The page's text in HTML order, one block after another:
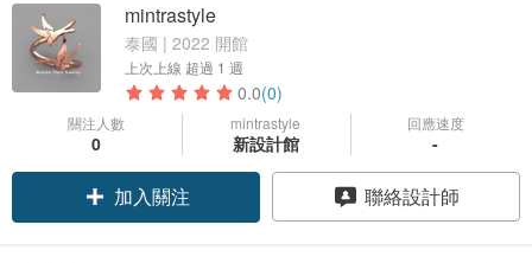
mintrastyle
泰國 | 2022 開館
上次上線 超過 1 週
0.0(0)
關注人數
0
mintrastyle
新設計館
回應速度
-
加入關注 聯絡設計師